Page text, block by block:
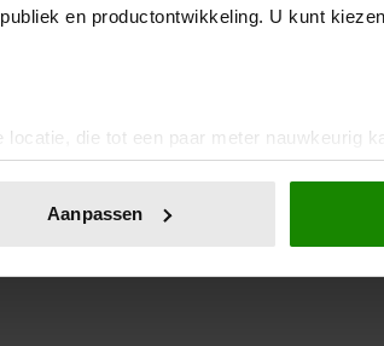
en productontwikkeling. U kunt
die tot een paar meter nauwkeurig
op specifieke eigenschappen
in de Cookieverklaring.
te personaliseren, om functies voor social
over uw gebruik van onze site met
Aanpassen